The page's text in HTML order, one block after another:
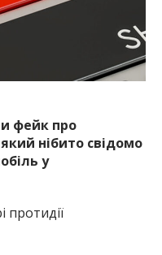
інформацію про події
та області.
фейк про
нібито свідомо
у
протидії